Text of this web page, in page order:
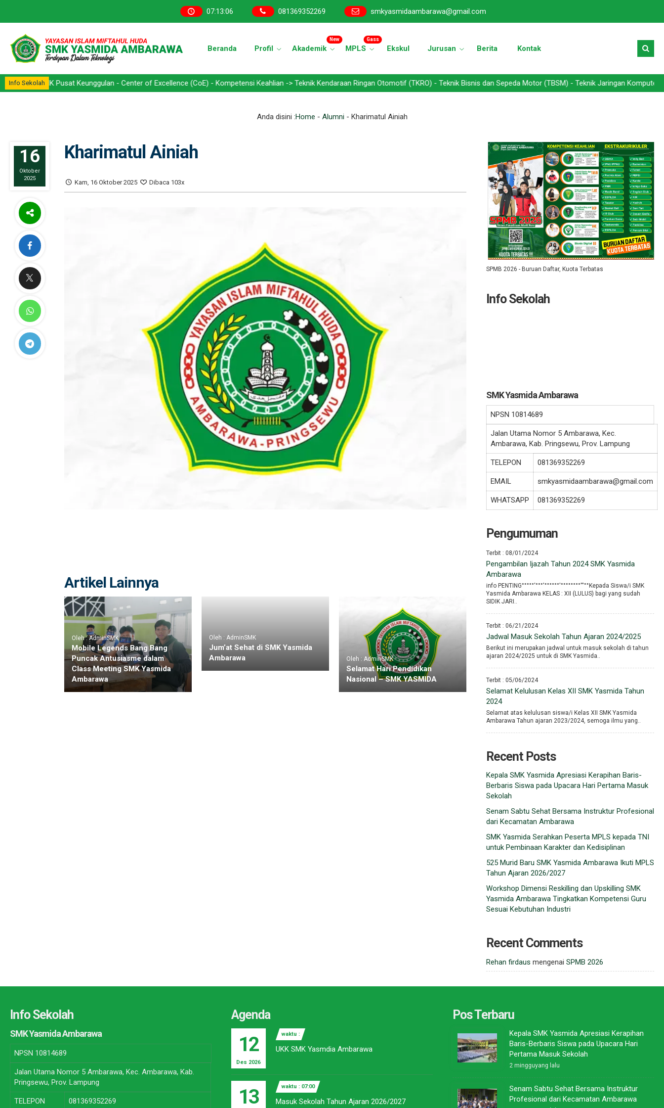
07:13:07 081369352269 smkyasmidaambarawa@gmail.com
Beranda Profil Akademik
New
MPLS
Gass
Ekskul Jurusan Berita Kontak
Info Sekolah
- SMK Pusat Keunggulan - Center of Excellence (CoE) - Kompetensi Keahlian -> Teknik Kendaraan Ringan Otomotif (TKRO) - Teknik Bisnis dan Sepeda Motor (TBSM) - Teknik Jaringan Komputer dan
Anda disini :Home - Alumni - Kharimatul Ainiah
16
Oktober
2025
Kharimatul Ainiah
Kam, 16 Oktober 2025 Dibaca 103x
Artikel Lainnya
Oleh : AdminSMK
Mobile Legends Bang Bang
Puncak Antusiasme dalam
Class Meeting SMK Yasmida
Ambarawa
Oleh : AdminSMK
Jum’at Sehat di SMK Yasmida
Ambarawa
Oleh : AdminSMK
Selamat Hari Pendidikan
Nasional – SMK YASMIDA
SPMB 2026 - Buruan Daftar, Kuota Terbatas
Info Sekolah
SMK Yasmida Ambarawa
NPSN 10814689
Jalan Utama Nomor 5 Ambarawa, Kec.
Ambarawa, Kab. Pringsewu, Prov. Lampung
TELEPON 081369352269
EMAIL smkyasmidaambarawa@gmail.com
WHATSAPP 081369352269
Pengumuman
Terbit : 08/01/2024
Pengambilan Ijazah Tahun 2024 SMK Yasmida
Ambarawa
info PENTING°°°°°′°°°′°°°°°°′°°°°°°°°′′′°°Kepada Siswa/i SMK
Yasmida Ambarawa KELAS : XII (LULUS) bagi yang sudah
SIDIK JARI..
Terbit : 06/21/2024
Jadwal Masuk Sekolah Tahun Ajaran 2024/2025
Berikut ini merupakan jadwal untuk masuk sekolah di tahun
ajaran 2024/2025 untuk di SMK Yasmida..
Terbit : 05/06/2024
Selamat Kelulusan Kelas XII SMK Yasmida Tahun
2024
Selamat atas kelulusan siswa/i Kelas XII SMK Yasmida
Ambarawa Tahun ajaran 2023/2024, semoga ilmu yang..
Recent Posts
Kepala SMK Yasmida Apresiasi Kerapihan Baris-
Berbaris Siswa pada Upacara Hari Pertama Masuk
Sekolah
Senam Sabtu Sehat Bersama Instruktur Profesional
dari Kecamatan Ambarawa
SMK Yasmida Serahkan Peserta MPLS kepada TNI
untuk Pembinaan Karakter dan Kedisiplinan
525 Murid Baru SMK Yasmida Ambarawa Ikuti MPLS
Tahun Ajaran 2026/2027
Workshop Dimensi Reskilling dan Upskilling SMK
Yasmida Ambarawa Tingkatkan Kompetensi Guru
Sesuai Kebutuhan Industri
Recent Comments
Rehan firdaus mengenai SPMB 2026
Info Sekolah
SMK Yasmida Ambarawa
NPSN 10814689
Jalan Utama Nomor 5 Ambarawa, Kec. Ambarawa, Kab.
Pringsewu, Prov. Lampung
TELEPON 081369352269
Agenda
12
Des 2026
waktu :
UKK SMK Yasmdia Ambarawa
13 waktu : 07:00
Masuk Sekolah Tahun Ajaran 2026/2027
Pos Terbaru
Kepala SMK Yasmida Apresiasi Kerapihan
Baris-Berbaris Siswa pada Upacara Hari
Pertama Masuk Sekolah
2 mingguyang lalu
Senam Sabtu Sehat Bersama Instruktur
Profesional dari Kecamatan Ambarawa